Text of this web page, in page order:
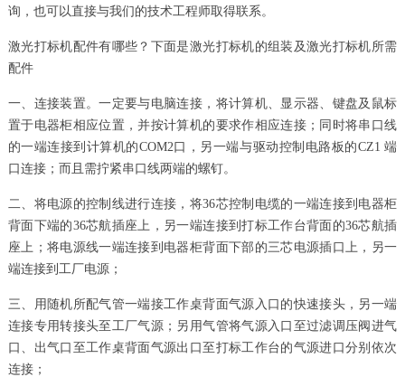
询，也可以直接与我们的技术工程师取得联系。
激光打标机配件有哪些？下面是激光打标机的组装及激光打标机所需
配件
一、连接装置。一定要与电脑连接，将计算机、显示器、键盘及鼠标
置于电器柜相应位置，并按计算机的要求作相应连接；同时将串口线
的一端连接到计算机的COM2口，另一端与驱动控制电路板的CZ1 端
口连接；而且需拧紧串口线两端的螺钉。
二、将电源的控制线进行连接，将36芯控制电缆的一端连接到电器柜
背面下端的36芯航插座上，另一端连接到打标工作台背面的36芯航插
座上；将电源线一端连接到电器柜背面下部的三芯电源插口上，另一
端连接到工厂电源；
三、用随机所配气管一端接工作桌背面气源入口的快速接头，另一端
连接专用转接头至工厂气源；另用气管将气源入口至过滤调压阀进气
口、出气口至工作桌背面气源出口至打标工作台的气源进口分别依次
连接；